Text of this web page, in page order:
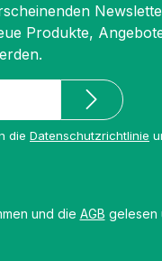
Produkte,
die Datenschutzrichtlinie
und die AGB gelesen